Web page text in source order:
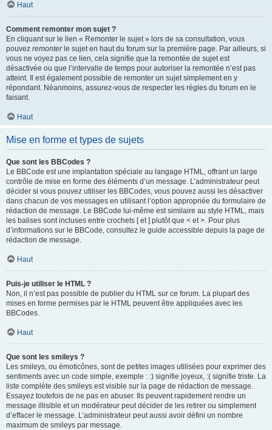
Haut
Comment remonter mon sujet ?
En cliquant sur le lien « Remonter le sujet » lors de sa consultation, vous
pouvez remonterle sujet en haut du forum sur la première page. Par ailleurs, si
vous ne voyez pas ce lien, cela signifie que la remontée de sujet est
désactivée ou que l’intervalle de temps pour autoriser la remontée n’est pas
atteint. Il est également possible de remonter un sujet simplement en y
répondant. Néanmoins, assurez-vous de respecter les règles du forum en le
faisant.
Haut
Mise en forme et types de sujets
Que sont les BBCodes ?
Le BBCode est une implantation spéciale au langage HTML, offrant un large
contrôle de mise en forme des éléments d’un message. L’administrateur peut
décider si vous pouvez utiliser les BBCodes, vous pouvez aussi les désactiver
dans chacun de vos messages en utilisant l’option appropriée du formulaire de
rédaction de message. Le BBCode lui-même est similaire au style HTML, mais
les balises sont incluses entre crochets [ et ] plutôt que < et >. Pour plus
d’informations sur le BBCode, consultez le guide accessible depuis la page de
rédaction de message.
Haut
Puis-je utiliser le HTML ?
Non, il n’est pas possible de publier du HTML sur ce forum. La plupart des
mises en forme permises par le HTML peuvent être appliquées avec les
BBCodes.
Haut
Que sont les smileys ?
Les smileys, ou émoticônes, sont de petites images utilisées pour exprimer des
sentiments avec un code simple, exemple : :) signifie joyeux, :( signifie triste. La
liste complète des smileys est visible sur la page de rédaction de message.
Essayez toutefois de ne pas en abuser. Ils peuvent rapidement rendre un
message illisible et un modérateur peut décider de les retirer ou simplement
d’effacer le message. L’administrateur peut aussi avoir défini un nombre
maximum de smileys par message.